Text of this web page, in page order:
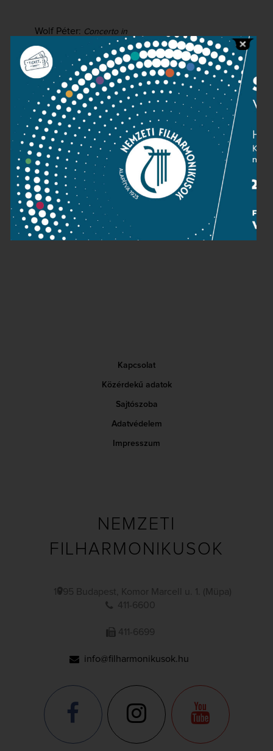
Wolf Péter: Concerto in
Decent
Mozart: C-dúr
zongoraverseny, K. 467 –
II.-III.tétel
Orff:Carmina burana
Boros Misi zongora
Mohai Zsófioboa
Pannon Filharmonikusok – Pécs
Nemzeti Énekkar (karigazgató:
Somos Csaba)
Farkas Róbert
Kapcsolat
Közérdekű adatok
Sajtószoba
Adatvédelem
Impresszum
NEMZETI
FILHARMONIKUSOK
1095 Budapest, Komor Marcell u. 1. (Müpa)
411-6600
411-6699
info@filharmonikusok.hu